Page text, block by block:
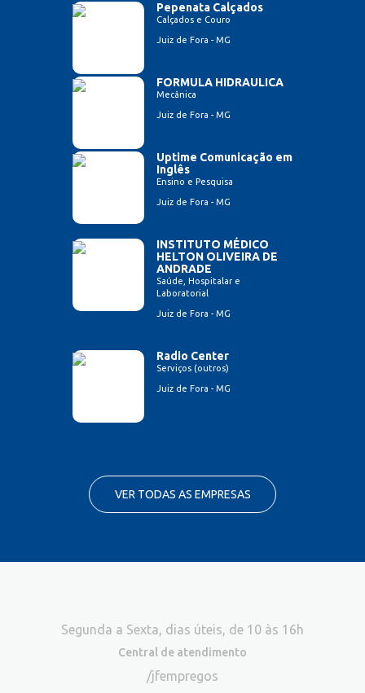
Pepenata Calçados
Calçados e Couro
Juiz de Fora - MG
FORMULA HIDRAULICA
Mecânica
Juiz de Fora - MG
Uptime Comunicação em
Inglês
Ensino e Pesquisa
Juiz de Fora - MG
INSTITUTO MÉDICO
HELTON OLIVEIRA DE
ANDRADE
Saúde, Hospitalar e
Laboratorial
Juiz de Fora - MG
Radio Center
Serviços (outros)
Juiz de Fora - MG
VER TODAS AS EMPRESAS
Segunda a Sexta, dias úteis, de 10 às 16h
Central de atendimento
/jfempregos